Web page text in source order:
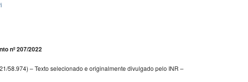
nº 207/2022
58.974) – Texto selecionado e originalmente divulgado pelo INR –